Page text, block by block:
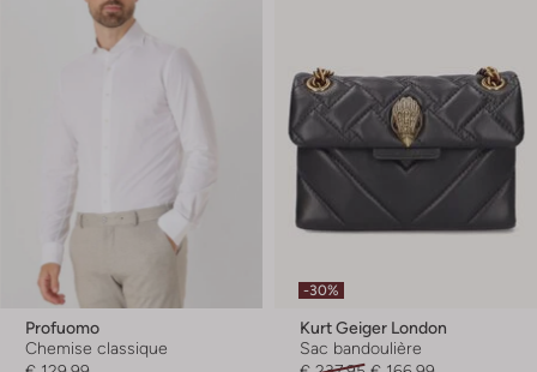
Profuomo
Chemise classique
-30%
Kurt Geiger London
Sac bandoulière